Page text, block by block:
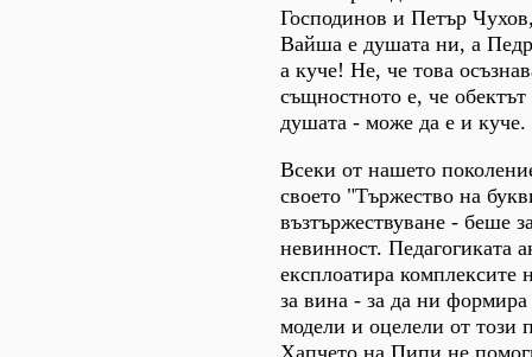
Господинов и Петър
Вайша е душата ни, а
а куче! Не, че това
същностното е, че
душата - може да е и куче.
Всеки от нашето
своето "Тържество на
възтържествуване - беше
невинност. Педагогиката
експлоатира комплексите
за вина - за да ни формира
модели и оцелели от този
Хапчето на Пипи не